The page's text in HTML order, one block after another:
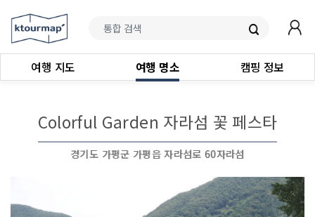
여행 지도 여행 명소 캠핑 정보
Colorful Garden 자라섬 꽃 페스타
경기도 가평군 가평읍 자라섬로 60자라섬